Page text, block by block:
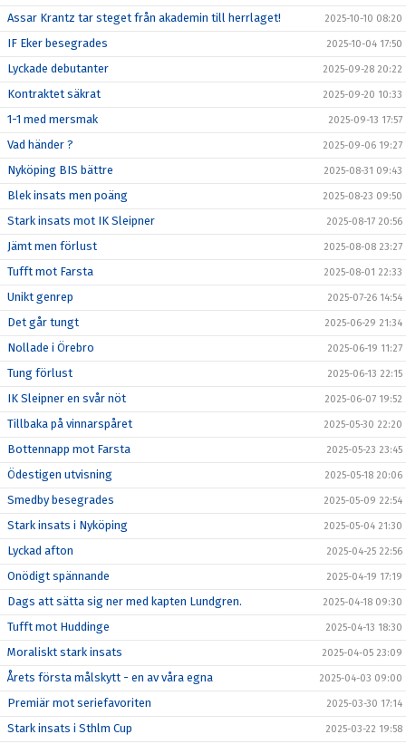
Assar Krantz tar steget från akademin till herrlaget! 2025-10-10 08:20
IF Eker besegrades 2025-10-04 17:50
Lyckade debutanter 2025-09-28 20:22
Kontraktet säkrat 2025-09-20 10:33
1-1 med mersmak 2025-09-13 17:57
Vad händer ? 2025-09-06 19:27
Nyköping BIS bättre 2025-08-31 09:43
Blek insats men poäng 2025-08-23 09:50
Stark insats mot IK Sleipner 2025-08-17 20:56
Jämt men förlust 2025-08-08 23:27
Tufft mot Farsta 2025-08-01 22:33
Unikt genrep 2025-07-26 14:54
Det går tungt 2025-06-29 21:34
Nollade i Örebro 2025-06-19 11:27
Tung förlust 2025-06-13 22:15
IK Sleipner en svår nöt 2025-06-07 19:52
Tillbaka på vinnarspåret 2025-05-30 22:20
Bottennapp mot Farsta 2025-05-23 23:45
Ödestigen utvisning 2025-05-18 20:06
Smedby besegrades 2025-05-09 22:54
Stark insats i Nyköping 2025-05-04 21:30
Lyckad afton 2025-04-25 22:56
Onödigt spännande 2025-04-19 17:19
Dags att sätta sig ner med kapten Lundgren. 2025-04-18 09:30
Tufft mot Huddinge 2025-04-13 18:30
Moraliskt stark insats 2025-04-05 23:09
Årets första målskytt - en av våra egna 2025-04-03 09:00
Premiär mot seriefavoriten 2025-03-30 17:14
Stark insats i Sthlm Cup 2025-03-22 19:58